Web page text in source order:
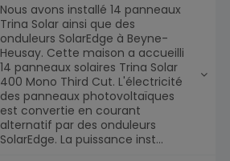
Nous avons installé 14 panneaux
Trina Solar ainsi que des
onduleurs SolarEdge à Beyne-
Heusay. Cette maison a accueilli
14 panneaux solaires Trina Solar
400 Mono Third Cut. L'électricité
des panneaux photovoltaïques
est convertie en courant
alternatif par des onduleurs
SolarEdge. La puissance inst...